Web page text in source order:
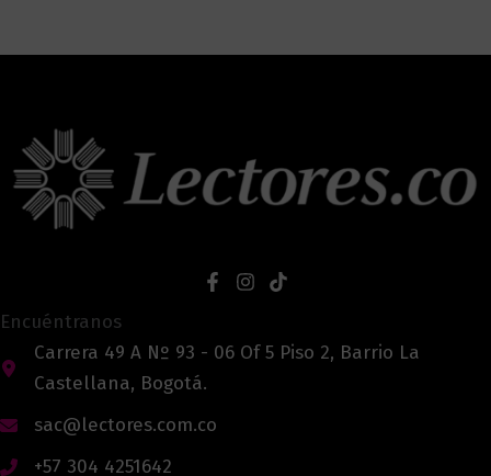
Encuéntranos
Carrera 49 A Nº 93 - 06 Of 5 Piso 2, Barrio La
Castellana, Bogotá.
sac@lectores.com.co
+57 304 4251642